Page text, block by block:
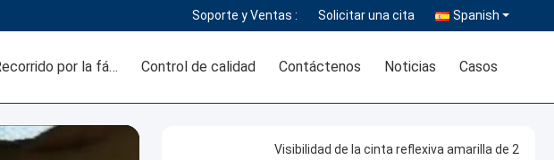
Soporte y Ventas : Solicitar una cita Spanish
Recorrido por la fábrica Control de calidad Contáctenos Noticias Casos
Visibilidad de la cinta reflexiva amarilla de 2